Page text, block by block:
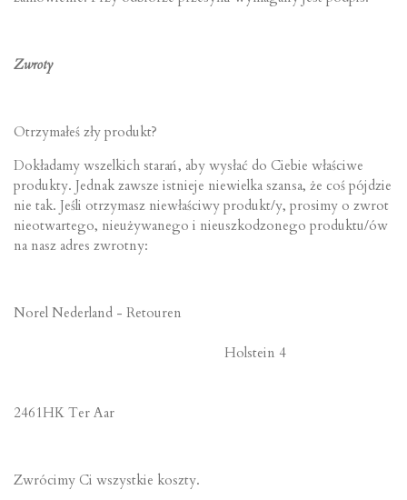
Zwroty
Otrzymałeś zły produkt?
Dokładamy wszelkich starań, aby wysłać do Ciebie właściwe
produkty. Jednak zawsze istnieje niewielka szansa, że ​​coś pójdzie
nie tak. Jeśli otrzymasz niewłaściwy produkt/y, prosimy o zwrot
nieotwartego, nieużywanego i nieuszkodzonego produktu/ów
na nasz adres zwrotny:
Norel Nederland - Retouren
Holstein 4
2461HK Ter Aar
Zwrócimy Ci wszystkie koszty.